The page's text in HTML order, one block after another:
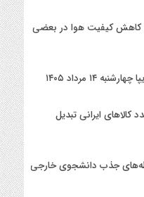
و کاهش کیفیت هوا در بعضی
مرداد ۱۴۰۵
کالاهای ایرانی تبدیل
جذب دانشجوی خارجی